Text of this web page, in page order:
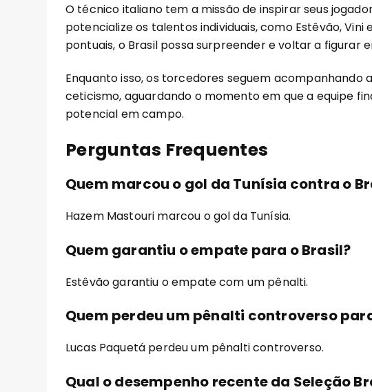
O técnico italiano tem a missão de inspirar seus
potencialize os talentos individuais, como Estêvão, Vini
pontuais, o Brasil possa surpreender e voltar a figurar
Enquanto isso, os torcedores seguem acompanhando
ceticismo, aguardando o momento em que a equipe
potencial em campo.
Perguntas Frequentes
Quem marcou o gol da Tunísia contra o
Hazem Mastouri marcou o gol da Tunísia.
Quem garantiu o empate para o Brasil?
Estêvão garantiu o empate com um pênalti.
Quem perdeu um pênalti controverso
Lucas Paquetá perdeu um pênalti controverso.
Qual o desempenho recente da Seleção